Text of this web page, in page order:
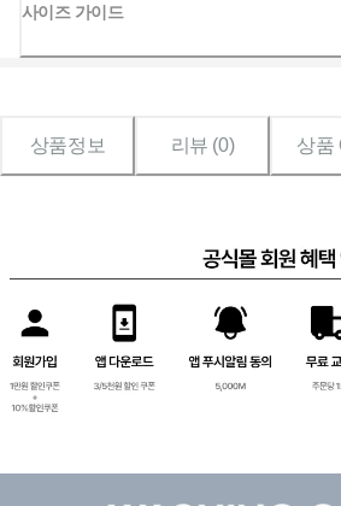
사이즈 가이드
상품정보 리뷰 (0) 상품